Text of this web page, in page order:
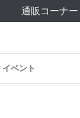
通販コーナー
イベント